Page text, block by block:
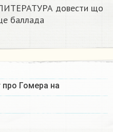
довести що
баллада
про Гомера на